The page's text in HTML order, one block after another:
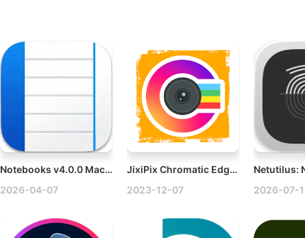
Notebooks v4.0.0 Mac多功能记事本破解版
2026-04-07
JixiPix Chromatic Edges v1.0.31 Mac复古效果照片编辑软件
2023-12-07
2026-07-